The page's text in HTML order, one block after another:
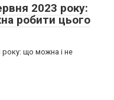
2023 року:
робити цього
року: що можна і не